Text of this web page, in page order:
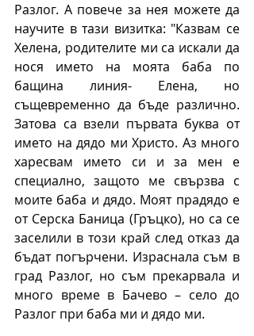
Разлог. А повече за нея можете да
научите в тази визитка: "Казвам се
Хелена, родителите ми са искали да
нося името на моята баба по
бащина линия- Елена, но
същевременно да бъде различно.
Затова са взели първата буква от
името на дядо ми Христо. Аз много
харесвам името си и за мен е
специално, защото ме свързва с
моите баба и дядо. Моят прадядо е
от Серска Баница (Гръцко), но са се
заселили в този край след отказ да
бъдат погърчени. Израснала съм в
град Разлог, но съм прекарвала и
много време в Бачево – село до
Разлог при баба ми и дядо ми.